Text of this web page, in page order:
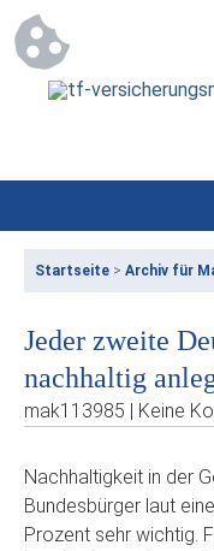
Startseite > Archiv für
Jeder zweite
nachhaltig
mak113985 | Keine
Nachhaltigkeit in der
Bundesbürger laut
Prozent sehr wichtig.